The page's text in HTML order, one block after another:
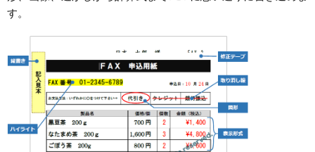
す。